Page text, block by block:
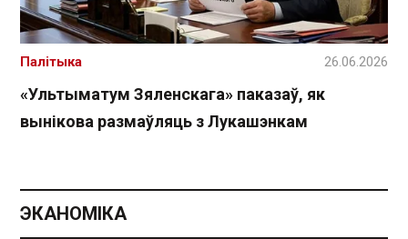
«Ультыматум Зяленскага» паказаў, як
вынікова размаўляць з Лукашэнкам
Палітыка 26.06.2026
ЭКАНОМІКА